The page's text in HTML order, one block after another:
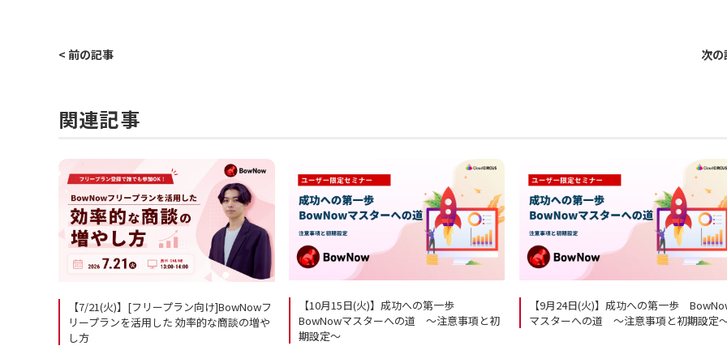
< 前の記事 次の
関連記事
【7/21(火)】[フリープラン向け]BowNowフ
リープランを活用した 効率的な商談の増や
し方
【10月15日(火)】成功への第一歩
BowNowマスターへの道 ～注意事項と初
期設定～
【9月24日(火)】成功への第一歩
マスターへの道 ～注意事項と初期設定